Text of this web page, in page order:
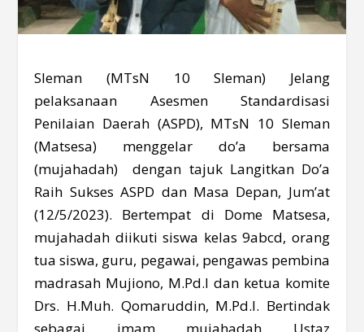
Sleman (MTsN 10 Sleman) Jelang
pelaksanaan Asesmen Standardisasi
Penilaian Daerah (ASPD), MTsN 10 Sleman
(Matsesa) menggelar do’a bersama
(mujahadah) dengan tajuk Langitkan Do’a
Raih Sukses ASPD dan Masa Depan, Jum’at
(12/5/2023). Bertempat di Dome Matsesa,
mujahadah diikuti siswa kelas 9abcd, orang
tua siswa, guru, pegawai, pengawas pembina
madrasah Mujiono, M.Pd.I dan ketua komite
Drs. H.Muh. Qomaruddin, M.Pd.I. Bertindak
sebagai imam mujahadah Ustaz